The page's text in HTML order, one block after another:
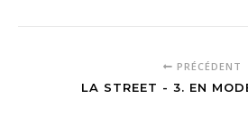
PRÉCÉDENT
LA STREET - 3. EN